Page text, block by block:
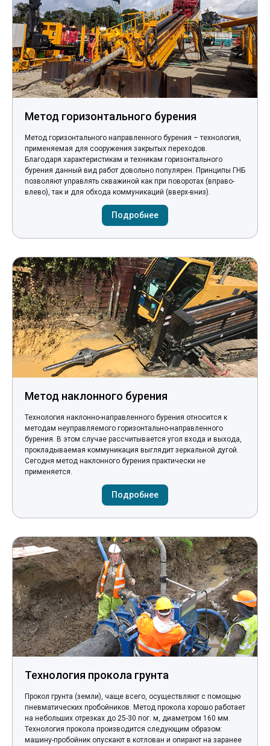
Метод горизонтального бурения
Метод горизонтального направленного бурения – технология,
применяемая для сооружения закрытых переходов.
Благодаря характеристикам и техникам горизонтального
бурения данный вид работ довольно популярен. Принципы ГНБ
позволяют управлять скважиной как при поворотах (вправо-
влево), так и для обхода коммуникаций (вверх-вниз).
Подробнее
Метод наклонного бурения
Технология наклонно-направленного бурения относится к
методам неуправляемого горизонтально-направленного
бурения. В этом случае рассчитывается угол входа и выхода,
прокладываемая коммуникация выглядит зеркальной дугой.
Сегодня метод наклонного бурения практически не
применяется.
Подробнее
Технология прокола грунта
Прокол грунта (земли), чаще всего, осуществляют с помощью
пневматических пробойников. Метод прокола хорошо работает
на небольших отрезках до 25-30 пог. м, диаметром 160 мм.
Технология прокола производится следующим образом:
машину-пробойник опускают в котлован и опирают на заранее